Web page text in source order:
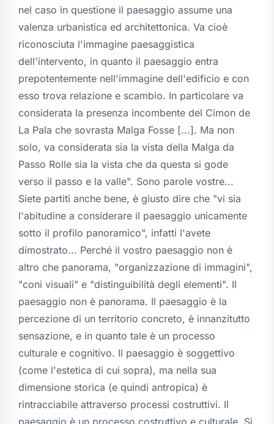
nel caso in questione il paesaggio assume una
valenza urbanistica ed architettonica. Va cioè
riconosciuta l'immagine paesaggistica
dell'intervento, in quanto il paesaggio entra
prepotentemente nell'immagine dell'edificio e con
esso trova relazione e scambio. In particolare va
considerata la presenza incombente del Cimon de
La Pala che sovrasta Malga Fosse [...]. Ma non
solo, va considerata sia la vista della Malga da
Passo Rolle sia la vista che da questa si gode
verso il passo e la valle". Sono parole vostre...
Siete partiti anche bene, è giusto dire che "vi sia
l'abitudine a considerare il paesaggio unicamente
sotto il profilo panoramico", infatti l'avete
dimostrato... Perché il vostro paesaggio non è
altro che panorama, "organizzazione di immagini",
"coni visuali" e "distinguibilità degli elementi". Il
paesaggio non è panorama. Il paesaggio è la
percezione di un territorio concreto, è innanzitutto
sensazione, e in quanto tale è un processo
culturale e cognitivo. Il paesaggio è soggettivo
(come l'estetica di cui sopra), ma nella sua
dimensione storica (e quindi antropica) è
rintracciabile attraverso processi costruttivi. Il
paesaggio è un processo costruttivo e culturale. Si